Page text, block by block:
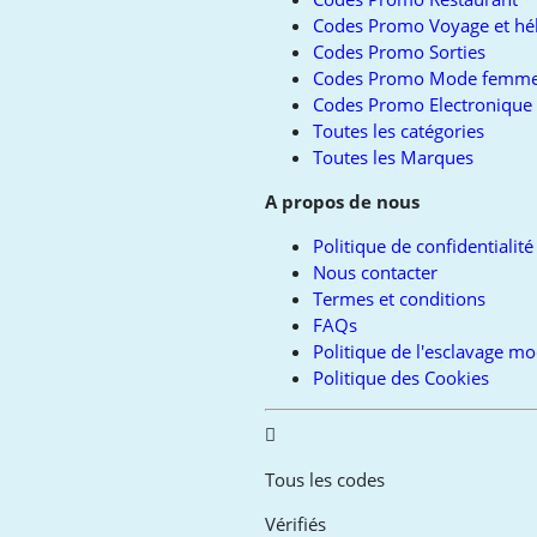
Codes Promo Voyage et
Codes Promo Sorties
Codes Promo Mode
Codes Promo Electronique
Toutes les catégories
Toutes les Marques
A propos de nous
Politique de confidentialité
Nous contacter
Termes et conditions
FAQs
Politique de l'esclavage
Politique des Cookies
Tous les codes
Vérifiés